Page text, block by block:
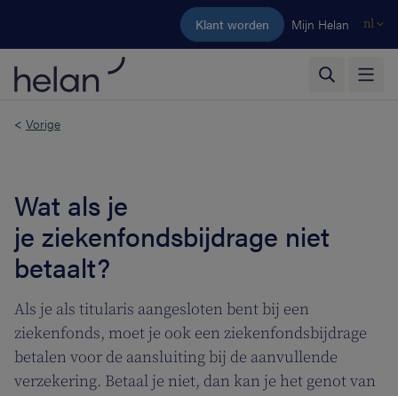
Ga naar de hoofdinhoud
Klant worden Mijn Helan nl
< Vorige
Wat als je
je ziekenfondsbijdrage niet
betaalt?
Als je als titularis aangesloten bent bij een
ziekenfonds, moet je ook een ziekenfondsbijdrage
betalen voor de aansluiting bij de aanvullende
verzekering. Betaal je niet, dan kan je het genot van